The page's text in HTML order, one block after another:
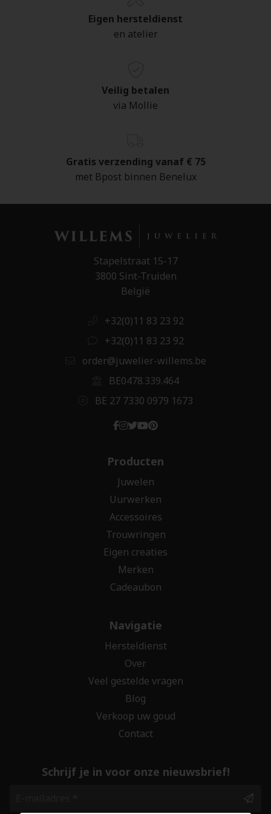
Eigen hersteldienst
en atelier
Veilig betalen
via Mollie
Gratis verzending vanaf € 75
met Bpost binnen Benelux
Stapelstraat 15-17
3800 Sint-Truiden
België
+32(0)11 83 23 92
+32(0)11 83 23 92
order@juwelier-willems.be
BE0478.339.464
BE 27 7330 0979 1673
Producten
Juwelen
Uurwerken
Accessoires
Trouwringen
Eigen creaties
Merken
Cadeaubon
Navigatie
Hersteldienst
Over
Veel gestelde vragen
Blog
Verkoop uw goud
Contact
Schrijf je in voor onze nieuwsbrief!